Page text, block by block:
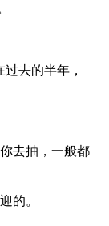
去的半年，
去抽，一般都
的。